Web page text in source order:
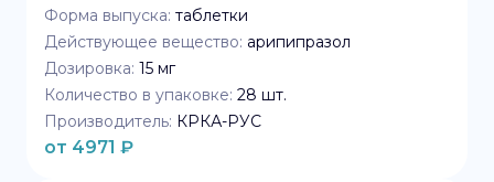
Форма выпуска: таблетки
Действующее вещество: арипипразол
Дозировка: 15 мг
Количество в упаковке: 28 шт.
Производитель: КРКА-РУС
от 4971 ₽